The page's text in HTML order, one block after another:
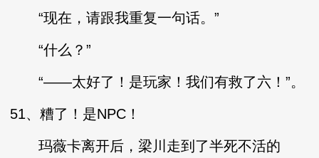
“现在，请跟我重复一句话。”
“什么？”
“——太好了！是玩家！我们有救了六！”。
51、糟了！是NPC！
玛薇卡离开后，梁川走到了半死不活的